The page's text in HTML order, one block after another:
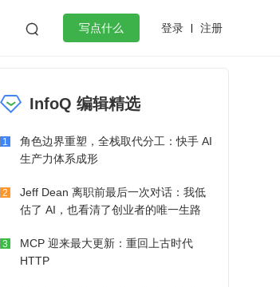
 写点什么 登录 注册
微服务架构 flutter
InfoQ 编辑精选
1
角色边界重塑，全栈取代分工：快手 AI
生产力体系成形
2
Jeff Dean 离职前最后一次对话：我低
估了 AI，也看清了创业者的唯一生路
3
MCP 迎来最大更新：重回上古时代
HTTP